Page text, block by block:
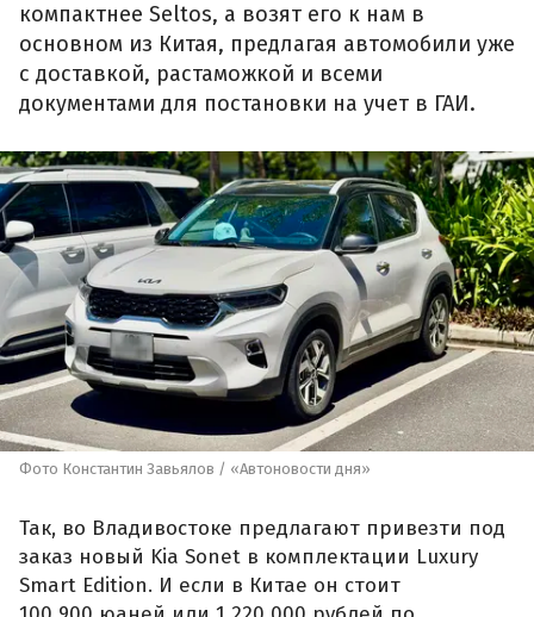
компактнее Seltos, а возят его к нам в
основном из Китая, предлагая автомобили уже
с доставкой, растаможкой и всеми
документами для постановки на учет в ГАИ.
Фото Константин Завьялов / «Автоновости дня»
Так, во Владивостоке предлагают привезти под
заказ новый Kia Sonet в комплектации Luxury
Smart Edition. И если в Китае он стоит